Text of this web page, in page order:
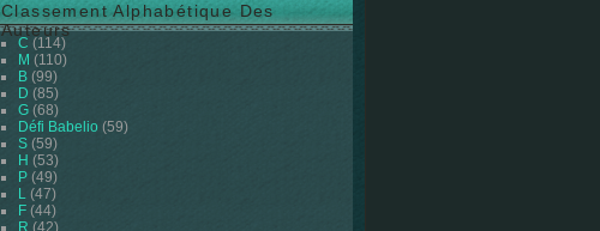
Classement Alphabétique Des
Auteurs
C (114)
M (110)
B (99)
D (85)
G (68)
Défi Babelio (59)
S (59)
H (53)
P (49)
L (47)
F (44)
R (42)